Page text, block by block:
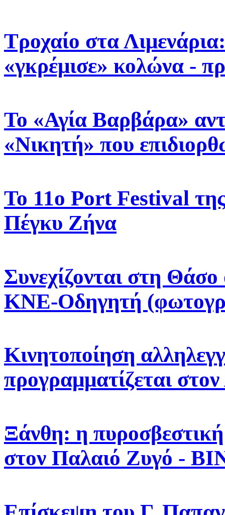
Τροχαίο στα
«γκρέμισε» κολώνα -
Το «Αγία Βαρβάρα»
«Νικητή» που
Το 11ο Port Festival
Πέγκυ Ζήνα
Συνεχίζονται στη
ΚΝΕ-Οδηγητή
Κινητοποίηση
προγραμματίζεται
Ξάνθη: η
στον Παλαιό Ζυγό -